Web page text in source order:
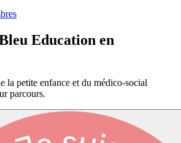
Education en
la petite enfance et du médico-social
parcours.